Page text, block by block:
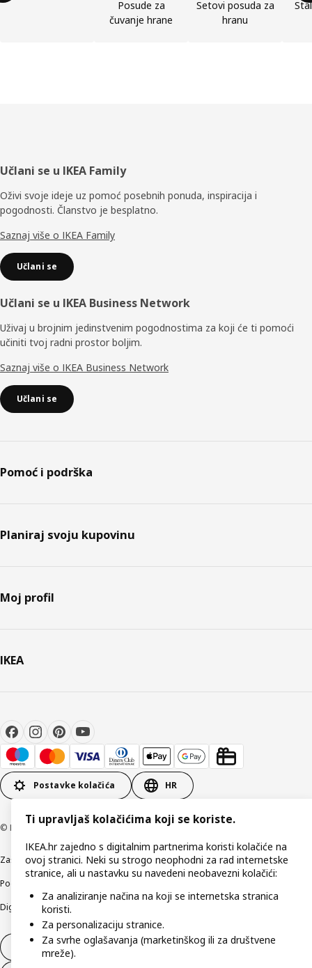
Posude za
čuvanje hrane
Setovi posuda za
hranu
Podnožje
Učlani se u IKEA Family
Oživi svoje ideje uz pomoć posebnih ponuda, inspiracija i
pogodnosti. Članstvo je besplatno.
Saznaj više o IKEA Family
Učlani se
Učlani se u IKEA Business Network
Uživaj u brojnim jedinstvenim pogodnostima za koji će ti pomoći
učiniti tvoj radni prostor boljim.
Saznaj više o IKEA Business Network
Učlani se
Pomoć i podrška
Planiraj svoju kupovinu
Moj profil
IKEA
Postavke kolačića HR
© Inter IKEA Systems B.V 1999-2026
Zaštita privatnostiKako koristimo kolačiće (Cookies) Uvjeti poslovanja
Podaci o tvrtki IKEA Hrvatska
Digitalna pristupačnost
Jednostrani raskid ugovora
Ti upravljaš kolačićima koji se koriste.
IKEA.hr zajedno s digitalnim partnerima koristi kolačiće na
ovoj stranici. Neki su strogo neophodni za rad internetske
stranice, ali u nastavku su navedeni neobavezni kolačići:
Za analiziranje načina na koji se internetska stranica
koristi.
Za personalizaciju stranice.
Za svrhe oglašavanja (marketinškog ili za društvene
mreže).